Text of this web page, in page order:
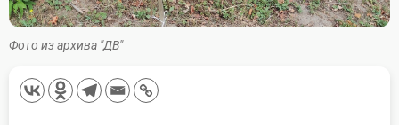
Фото из архива "ДВ"